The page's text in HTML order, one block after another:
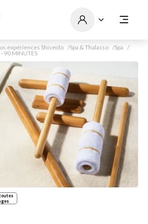
expériences Shiseido Spa & Thalasso
Spa
- 90 MINUTES